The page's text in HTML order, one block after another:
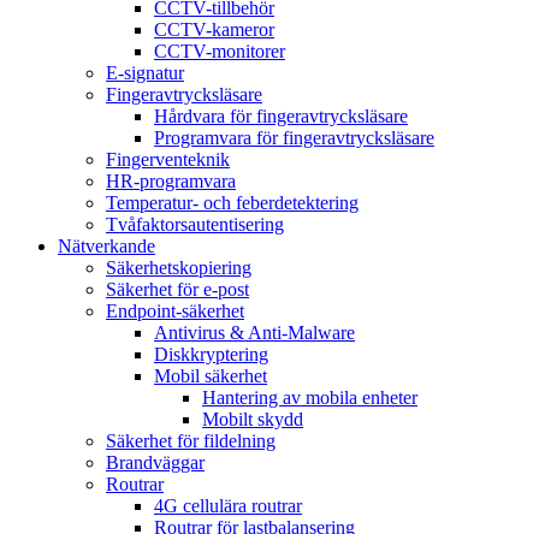
CCTV-tillbehör
CCTV-kameror
CCTV-monitorer
E-signatur
Fingeravtrycksläsare
Hårdvara för fingeravtrycksläsare
Programvara för fingeravtrycksläsare
Fingerventeknik
HR-programvara
Temperatur- och feberdetektering
Tvåfaktorsautentisering
Nätverkande
Säkerhetskopiering
Säkerhet för e-post
Endpoint-säkerhet
Antivirus & Anti-Malware
Diskkryptering
Mobil säkerhet
Hantering av mobila enheter
Mobilt skydd
Säkerhet för fildelning
Brandväggar
Routrar
4G cellulära routrar
Routrar för lastbalansering